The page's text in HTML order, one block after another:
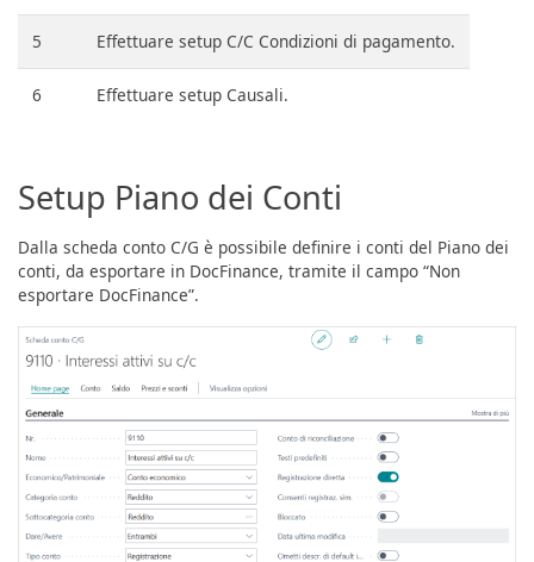
5 Effettuare setup C/C Condizioni di pagamento.
6 Effettuare setup Causali.
Setup Piano dei Conti
Dalla scheda conto C/G è possibile definire i conti del Piano dei
conti, da esportare in DocFinance, tramite il campo “Non
esportare DocFinance”.